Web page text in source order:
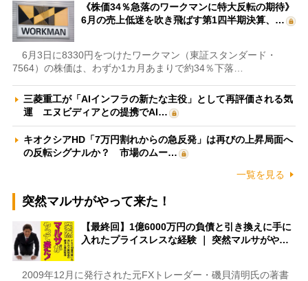
《株価34％急落のワークマンに特大反転の期待》
6月の売上低迷を吹き飛ばす第1四半期決算、…
6月3日に8330円をつけたワークマン（東証スタンダード・
7564）の株価は、わずか1カ月あまりで約34％下落…
三菱重工が「AIインフラの新たな主役」として再評価される気
運 エヌビディアとの提携でAI…
キオクシアHD「7万円割れからの急反発」は再びの上昇局面へ
の反転シグナルか？ 市場のムー…
一覧を見る
突然マルサがやって来た！
【最終回】1億6000万円の負債と引き換えに手に
入れたプライスレスな経験 ｜ 突然マルサがや…
2009年12月に発行された元FXトレーダー・磯貝清明氏の著書